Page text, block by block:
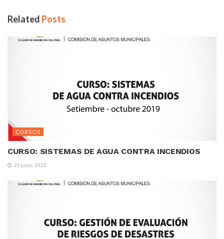
Related Posts
CURSOS
CURSO: SISTEMAS DE AGUA CONTRA INCENDIOS
22 junio, 2022